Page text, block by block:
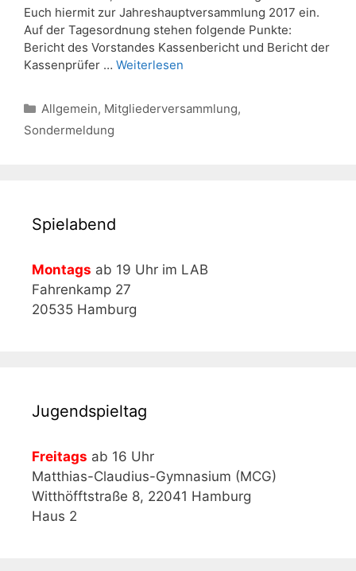
Euch hiermit zur Jahreshauptversammlung 2017 ein.
Auf der Tagesordnung stehen folgende Punkte:
Bericht des Vorstandes Kassenbericht und Bericht der
Kassenprüfer … Weiterlesen
Kategorien
Allgemein, Mitgliederversammlung,
Sondermeldung
Spielabend
Montags ab 19 Uhr im LAB
Fahrenkamp 27
20535 Hamburg
Jugendspieltag
Freitags ab 16 Uhr
Matthias-Claudius-Gymnasium (MCG)
Witthöfftstraße 8, 22041 Hamburg
Haus 2